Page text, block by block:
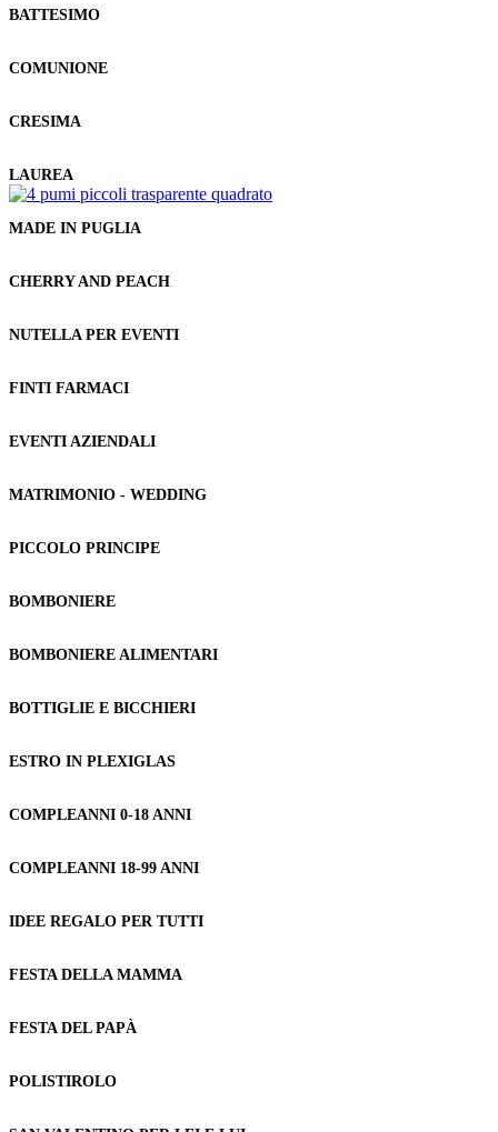
BATTESIMO
COMUNIONE
CRESIMA
LAUREA
MADE IN PUGLIA
CHERRY AND PEACH
NUTELLA PER EVENTI
FINTI FARMACI
EVENTI AZIENDALI
MATRIMONIO - WEDDING
PICCOLO PRINCIPE
BOMBONIERE
BOMBONIERE ALIMENTARI
BOTTIGLIE E BICCHIERI
ESTRO IN PLEXIGLAS
COMPLEANNI 0-18 ANNI
COMPLEANNI 18-99 ANNI
IDEE REGALO PER TUTTI
FESTA DELLA MAMMA
FESTA DEL PAPÀ
POLISTIROLO